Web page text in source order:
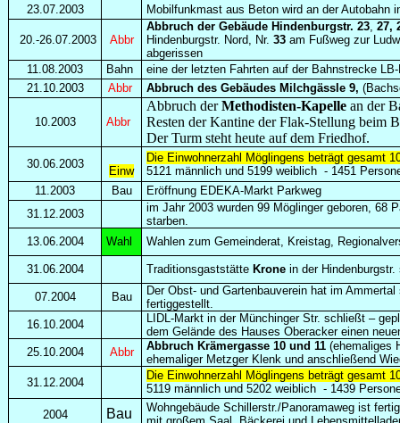
23.07.2003
Mobilfunkmast aus Beton wird an der Autobahn
20.-26.07.2003 Abbr
Abbruch der Gebäude Hindenburgstr. 23, 27,
Hindenburgstr. Nord, Nr. 33am Fußweg zur
abgerissen
11.08.2003
Bahn
eine der letzten Fahrten auf der Bahnstrecke
21.10.2003
Abbr Abbruch des Gebäudes Milchgässle 9,
10.2003 Abbr
Abbruch derMethodisten-Kapelle an der
Resten der Kantine der Flak-Stellung beim
Der Turm steht heute auf dem Friedhof.
30.06.2003
Einw
Die Einwohnerzahl Möglingens beträgt gesamt
5121 männlich und 5199 weiblich - 1451
11.2003
Bau
Eröffnung EDEKA-Markt Parkweg
31.12.2003
im Jahr 2003 wurden 99 Möglinger geboren, 68
starben.
13.06.2004 Wahl Wahlen zum Gemeinderat, Kreistag,
31.06.2004 Traditionsgaststätte Kronein der Hindenburgstr.
07.2004 Bau
Der Obst- und Gartenbauverein hat im
fertiggestellt.
16.10.2004
LIDL-Markt in der Münchinger Str. schließt –
dem Gelände des Hauses Oberacker einen
25.10.2004
Abbr Abbruch Krämergasse 10 und 11(ehemaliges
ehemaliger Metzger Klenk und anschließend
31.12.2004
Die Einwohnerzahl Möglingens beträgt gesamt
5119 männlich und 5202 weiblich - 1439
2004
Bau
Wohngebäude Schillerstr./Panoramaweg ist